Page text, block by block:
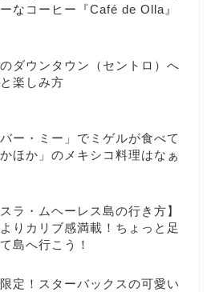
なコーヒー『Café de Olla』
ダウンタウン（セントロ）へ
楽しみ方
バー・ミー」でミゲルが食べて
ほか」のメキシコ料理はなぁ
ラ・ムヘーレス島の行き方】
りカリブ感満載！ちょっと足
島へ行こう！
定！スターバックスの可愛い